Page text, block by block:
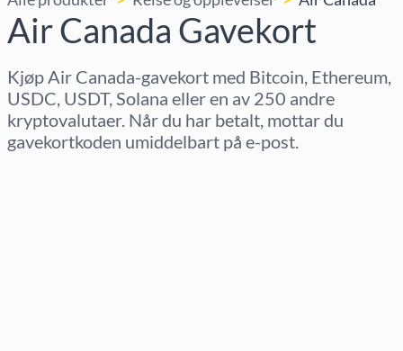
Air Canada Gavekort
Kjøp Air Canada-gavekort med Bitcoin, Ethereum,
USDC, USDT, Solana eller en av 250 andre
kryptovalutaer. Når du har betalt, mottar du
gavekortkoden umiddelbart på e-post.